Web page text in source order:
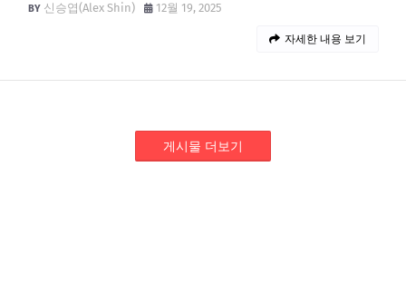
신승엽(Alex Shin)
12월 19, 2025
자세한 내용 보기
게시물 더보기